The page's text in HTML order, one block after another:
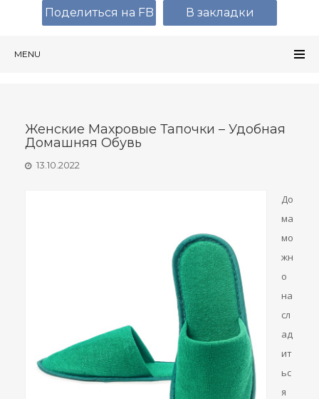
MENU
Женские Махровые Тапочки – Удобная
Домашняя Обувь
13.10.2022
До
ма
мо
жн
о
на
сл
ад
ит
ьс
я
Поделиться на FB В закладки